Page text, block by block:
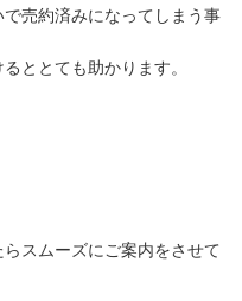
売約済みになってしまう事
ととても助かります。
スムーズにご案内をさせて